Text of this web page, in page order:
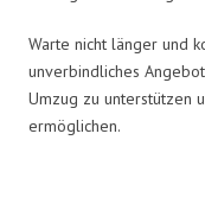
Warte nicht länger und
unverbindliches
Umzug zu unterstützen
ermöglichen.